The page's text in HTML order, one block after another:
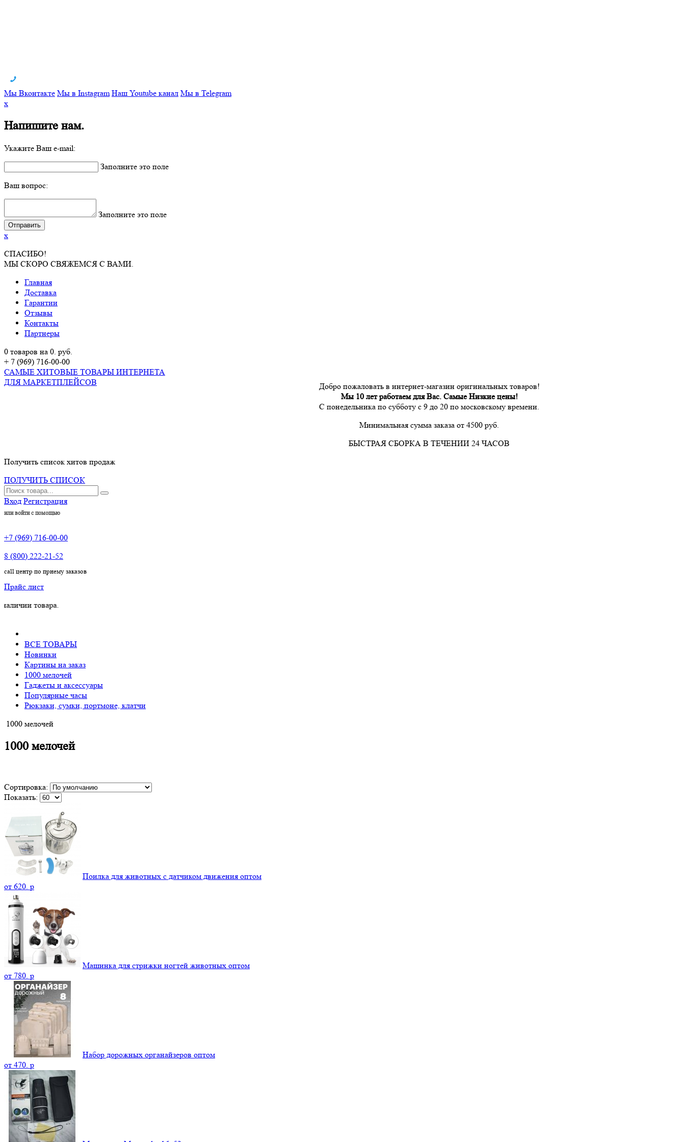
Мы Вконтакте Мы в Instagram Наш Youtube канал Мы в Telegram
x
Напишите нам.
Укажите Ваш e-mail:
Заполните это поле
Ваш вопрос:
Заполните это поле
x
СПАСИБО!
МЫ СКОРО СВЯЖЕМСЯ С ВАМИ.
Главная
Доставка
Гарантии
Отзывы
Контакты
Партнеры
0 товаров на 0. руб.
+ 7 (969) 716-00-00
САМЫЕ ХИТОВЫЕ ТОВАРЫ ИНТЕРНЕТА
ДЛЯ МАРКЕТПЛЕЙСОВ
Добро пожаловать в интернет-магазин оригинальных товаров!
Мы 10 лет работаем для Вас. Самые Низкие цены!
С понедельника по субботу с 9 до 20 по московскому времени.
Минимальная сумма заказа от 4500 руб.
БЫСТРАЯ СБОРКА В ТЕЧЕНИИ 24 ЧАСОВ
Получить список хитов продаж
ПОЛУЧИТЬ СПИСОК
Вход Регистрация
или войти с помощью
+7 (969) 716-00-00
8 (800) 222-21-52
call центр по приему заказов
Прайс лист
товара.
ВСЕ ТОВАРЫ
Новинки
Картины на заказ
1000 мелочей
Гаджеты и аксессуары
Популярные часы
Рюкзаки, сумки, портмоне, клатчи
1000 мелочей
1000 мелочей
Сортировка:
Показать:
Поилка для животных с датчиком движения оптом
от 620. p
Машинка для стрижки ногтей животных оптом
от 780. p
Набор дорожных органайзеров оптом
от 470. p